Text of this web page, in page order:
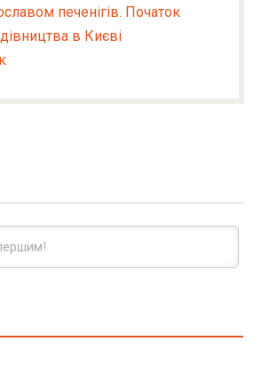
печенігів. Початок
в Києві